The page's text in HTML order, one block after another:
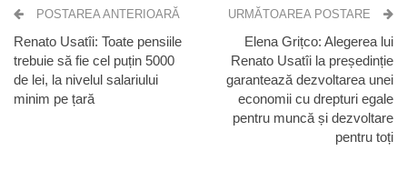
POSTAREA ANTERIOARĂ
Renato Usatîi: Toate pensiile
trebuie să fie cel puțin 5000
de lei, la nivelul salariului
minim pe țară
URMĂTOAREA POSTARE
Elena Grițco: Alegerea lui
Renato Usatîi la președinție
garantează dezvoltarea unei
economii cu drepturi egale
pentru muncă și dezvoltare
pentru toți